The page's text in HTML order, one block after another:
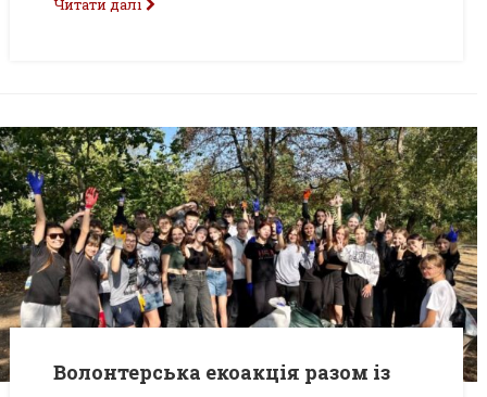
Читати далі
Волонтерська екоакція разом із